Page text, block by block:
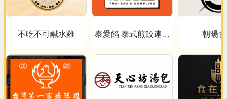
不吃不可鹹水雞
泰愛餡 泰式煎餃連鎖
朝暘